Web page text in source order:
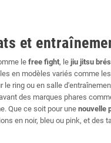
et
le free fight, le jiu jitsu
en modèles variés comme
ring ou en salle
des marques phares
Que ce soit pour une nouvelle
en noir, bleu ou pink, et des